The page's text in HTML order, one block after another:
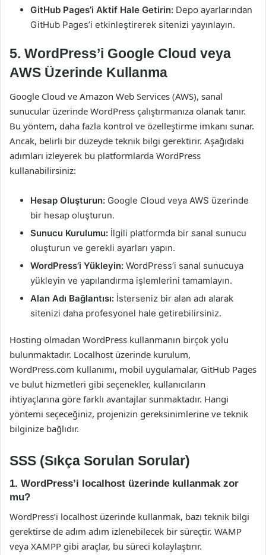
GitHub Pages’i Aktif Hale Getirin: Depo ayarlarından
GitHub Pages’i etkinleştirerek sitenizi yayınlayın.
5. WordPress’i Google Cloud veya
AWS Üzerinde Kullanma
Google Cloud ve Amazon Web Services (AWS), sanal
sunucular üzerinde WordPress çalıştırmanıza olanak tanır.
Bu yöntem, daha fazla kontrol ve özelleştirme imkanı sunar.
Ancak, belirli bir düzeyde teknik bilgi gerektirir. Aşağıdaki
adımları izleyerek bu platformlarda WordPress
kullanabilirsiniz:
Hesap Oluşturun: Google Cloud veya AWS üzerinde
bir hesap oluşturun.
Sunucu Kurulumu: İlgili platformda bir sanal sunucu
oluşturun ve gerekli ayarları yapın.
WordPress’i Yükleyin: WordPress’i sanal sunucuya
yükleyin ve yapılandırma işlemlerini tamamlayın.
Alan Adı Bağlantısı: İsterseniz bir alan adı alarak
sitenizi daha profesyonel hale getirebilirsiniz.
Hosting olmadan WordPress kullanmanın birçok yolu
bulunmaktadır. Localhost üzerinde kurulum,
WordPress.com kullanımı, mobil uygulamalar, GitHub Pages
ve bulut hizmetleri gibi seçenekler, kullanıcıların
ihtiyaçlarına göre farklı avantajlar sunmaktadır. Hangi
yöntemi seçeceğiniz, projenizin gereksinimlerine ve teknik
bilginize bağlıdır.
SSS (Sıkça Sorulan Sorular)
1. WordPress’i localhost üzerinde kullanmak zor
mu?
WordPress’i localhost üzerinde kullanmak, bazı teknik bilgi
gerektirse de adım adım izlenebilecek bir süreçtir. WAMP
veya XAMPP gibi araçlar, bu süreci kolaylaştırır.